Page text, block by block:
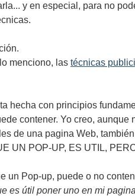
y en especial, para no
menciono, las técnicas
hecha con principios
contener. Yo creo,
de una pagina Web,
UN POP-UP, ES UTIL,
un Pop-up, puede o no
es útil poner uno en mi